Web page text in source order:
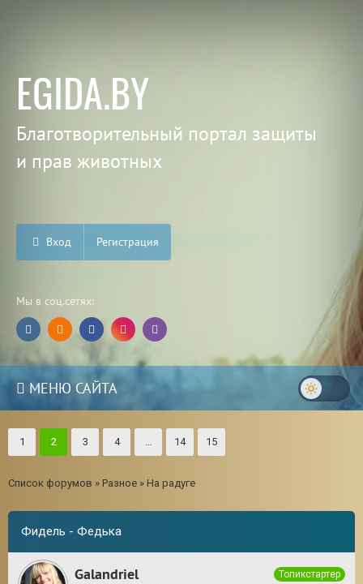
EGIDA.BY
Благотворительный портал защиты
и прав животных
Вход Регистрация
Мы в соц.сетях:
МЕНЮ САЙТА
1 2 3 4 … 14 15
Список форумов » Разное » На радуге
Фидель - Федька
Galandriel
Топикстартер